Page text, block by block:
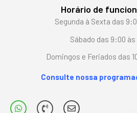
Horário de
Segunda à Sexta das
Sábado das 9:00 às
Domingos e Feriados das
Consulte nossa